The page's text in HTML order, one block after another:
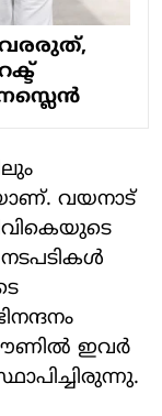
വരരുത്,
വയനാട്
ഇവര്‍